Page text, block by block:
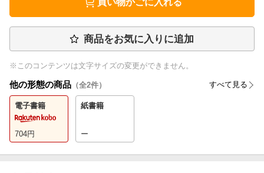
商品をお気に入りに追加
※このコンテンツは文字サイズの変更ができません。
他の形態の商品 （全2件） すべて見る
電子書籍
704円
紙書籍
ー